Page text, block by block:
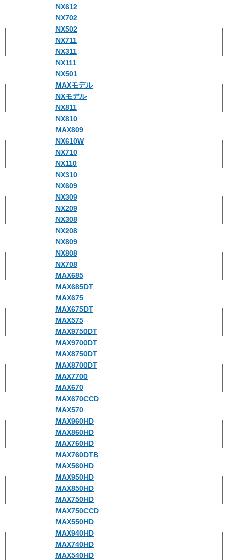
NX612
NX702
NX502
NX711
NX311
NX111
NX501
MAXモデル
NXモデル
NX811
NX810
MAX809
NX610W
NX710
NX110
NX310
NX609
NX309
NX209
NX308
NX208
NX809
NX808
NX708
MAX685
MAX685DT
MAX675
MAX675DT
MAX575
MAX9750DT
MAX9700DT
MAX8750DT
MAX8700DT
MAX7700
MAX670
MAX670CCD
MAX570
MAX960HD
MAX860HD
MAX760HD
MAX760DTB
MAX560HD
MAX950HD
MAX850HD
MAX750HD
MAX750CCD
MAX550HD
MAX940HD
MAX740HD
MAX540HD